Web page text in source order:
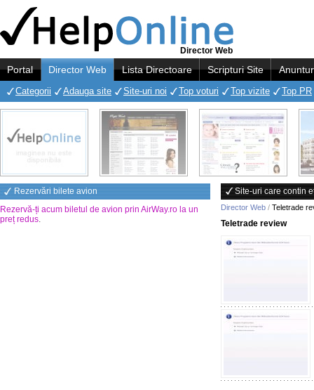
Director Web
Portal Director Web Lista Directoare Scripturi Site
Categorii Adauga site Site-uri noi Top voturi Top vizite Top PR
Rezervări bilete avion
Rezervă-ți acum biletul de avion prin AirWay.ro la un
preț redus.
Site-uri care contin
Director Web / Teletrade
Teletrade review